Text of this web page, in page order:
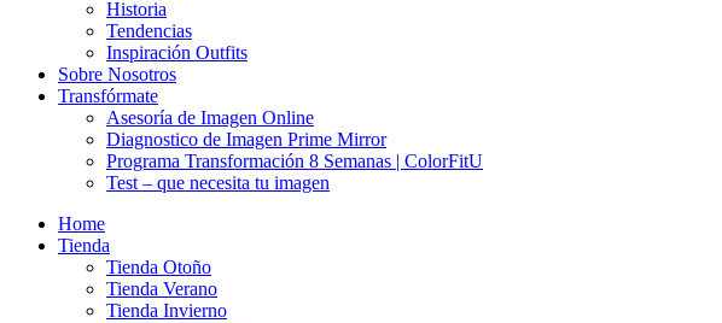
Historia
Tendencias
Inspiración Outfits
Sobre Nosotros
Transfórmate
Asesoría de Imagen Online
Diagnostico de Imagen Prime Mirror
Programa Transformación 8 Semanas | ColorFitU
Test – que necesita tu imagen
Home
Tienda
Tienda Otoño
Tienda Verano
Tienda Invierno